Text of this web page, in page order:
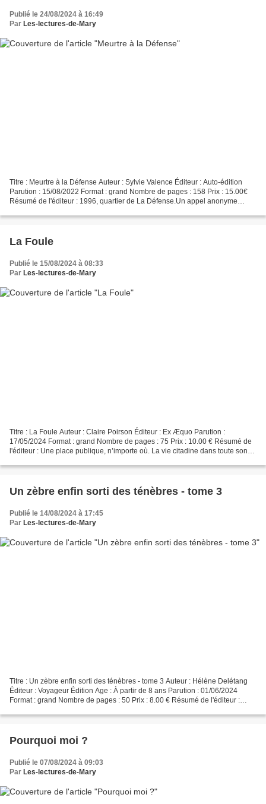
Publié le 24/08/2024 à 16:49
Par Les-lectures-de-Mary
Titre : Meurtre à la Défense Auteur : Sylvie Valence Éditeur : Auto-édition
Parution : 15/08/2022 Format : grand Nombre de pages : 158 Prix : 15.00€
Résumé de l'éditeur : 1996, quartier de La Défense.Un appel anonyme
La Foule
Publié le 15/08/2024 à 08:33
Par Les-lectures-de-Mary
Titre : La Foule Auteur : Claire Poirson Éditeur : Ex Æquo Parution :
17/05/2024 Format : grand Nombre de pages : 75 Prix : 10.00 € Résumé de
l'éditeur : Une place publique, n’importe où. La vie citadine dans toute son
Un zèbre enfin sorti des ténèbres - tome 3
Publié le 14/08/2024 à 17:45
Par Les-lectures-de-Mary
Titre : Un zèbre enfin sorti des ténèbres - tome 3 Auteur : Hélène Delétang
Éditeur : Voyageur Édition Age : À partir de 8 ans Parution : 01/06/2024
Format : grand Nombre de pages : 50 Prix : 8.00 € Résumé de l'éditeur :
Pourquoi moi ?
Publié le 07/08/2024 à 09:03
Par Les-lectures-de-Mary